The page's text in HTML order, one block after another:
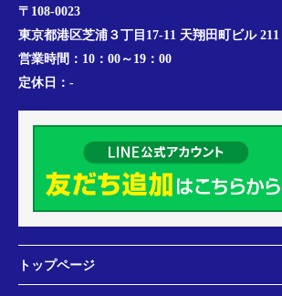
〒108-0023
東京都港区芝浦３丁目17-11 天翔田町ビル 211
営業時間： 10：00～19：00
定休日： -
トップページ